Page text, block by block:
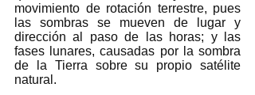
movimiento de rotación terrestre, pues
las sombras se mueven de lugar y
dirección al paso de las horas; y las
fases lunares, causadas por la sombra
de la Tierra sobre su propio satélite
natural.